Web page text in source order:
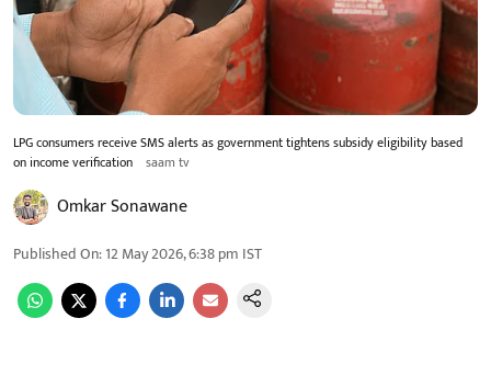
LPG consumers receive SMS alerts as government tightens subsidy eligibility based
on income verification saam tv
Omkar Sonawane
Published On:12 May 2026, 6:38 pm IST